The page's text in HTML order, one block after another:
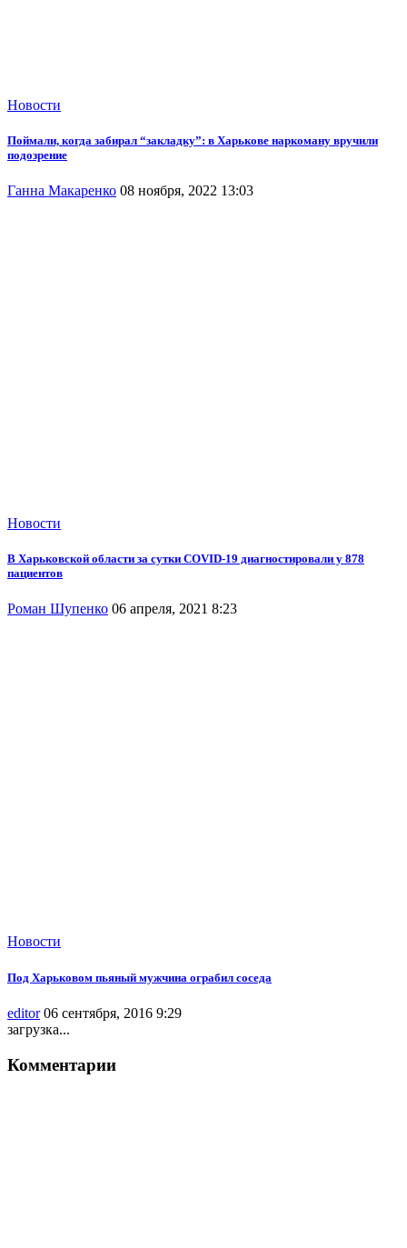
Новости
Поймали, когда забирал “закладку”: в Харькове наркоману вручили
подозрение
Ганна Макаренко 08 ноября, 2022 13:03
Новости
В Харьковской области за сутки COVID-19 диагностировали у 878
пациентов
Роман Шупенко 06 апреля, 2021 8:23
Новости
Под Харьковом пьяный мужчина ограбил соседа
editor 06 сентября, 2016 9:29
загрузка...
Комментарии